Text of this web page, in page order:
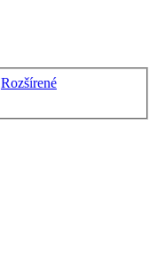
Rozšírené